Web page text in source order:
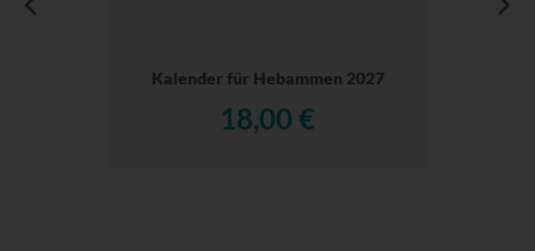
Kalender für Hebammen 2027
18,00 €